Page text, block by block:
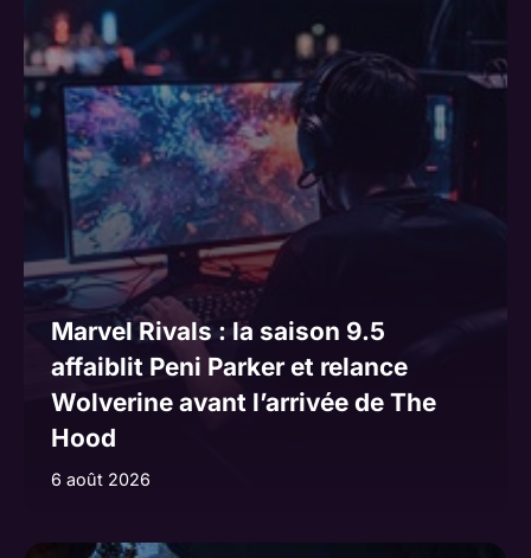
Marvel Rivals : la saison 9.5
affaiblit Peni Parker et relance
Wolverine avant l’arrivée de The
Hood
6 août 2026